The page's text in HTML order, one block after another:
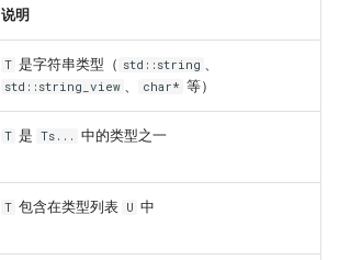
说明
T 是字符串类型（ std::string 、
std::string_view 、 char* 等）
T 是 Ts... 中的类型之一
T 包含在类型列表 U 中